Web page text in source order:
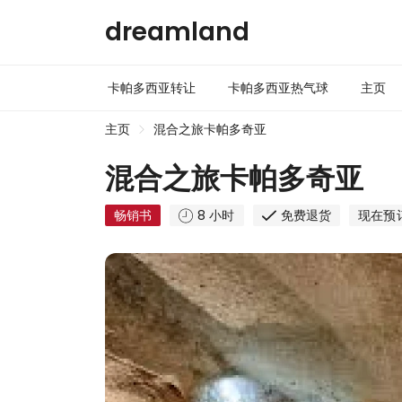
dreamland
卡帕多西亚转让 卡帕多西亚热气球 主页
主页 混合之旅卡帕多奇亚
混合之旅卡帕多奇亚
畅销书 8 小时 免费退货 现在预